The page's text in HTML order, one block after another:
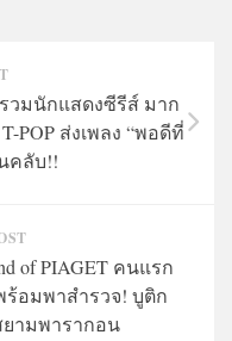
รวมนักแสดงซีรีส์ มาก
POP ส่งเพลง “พอดีที่
คลับ!!
of PIAGET คนแรก
ร้อมพาสำรวจ! บูติก
ามพารากอน